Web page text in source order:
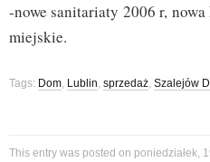
-nowe sanitariaty 2006 r,
miejskie.
Tags: Dom, Lublin, sprzedaż, Szalejów
This entry was posted on poniedziałek,